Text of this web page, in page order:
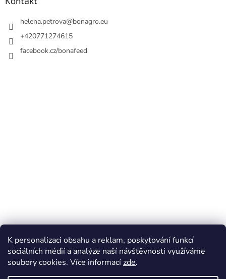
K personalizaci obsahu a reklam, poskytování funkcí
sociálních médií a analýze naší návštěvnosti využíváme
soubory cookies. Více informacízde.
helena.petrova@bonagro.eu
+420771274615
facebook.cz/bonafeed